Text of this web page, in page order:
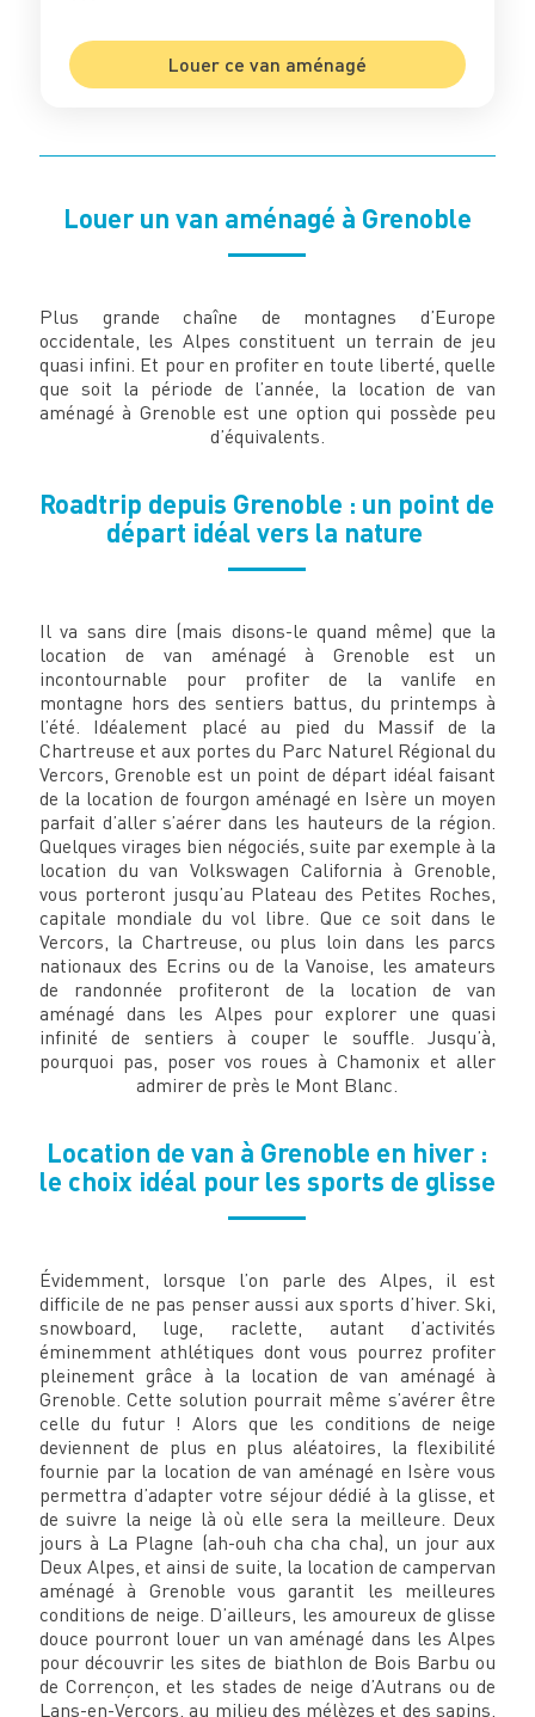
Louer ce van aménagé
Louer un van aménagé à Grenoble
Plus grande chaîne de montagnes d’Europe
occidentale, les Alpes constituent un terrain de jeu
quasi infini. Et pour en profiter en toute liberté, quelle
que soit la période de l’année, la location de van
aménagé à Grenoble est une option qui possède peu
d’équivalents.
Roadtrip depuis Grenoble : un point de
départ idéal vers la nature
Il va sans dire (mais disons-le quand même) que la
location de van aménagé à Grenoble est un
incontournable pour profiter de la vanlife en
montagne hors des sentiers battus, du printemps à
l’été. Idéalement placé au pied du Massif de la
Chartreuse et aux portes du Parc Naturel Régional du
Vercors, Grenoble est un point de départ idéal faisant
de la location de fourgon aménagé en Isère un moyen
parfait d’aller s’aérer dans les hauteurs de la région.
Quelques virages bien négociés, suite par exemple à la
location du van Volkswagen California à Grenoble,
vous porteront jusqu’au Plateau des Petites Roches,
capitale mondiale du vol libre. Que ce soit dans le
Vercors, la Chartreuse, ou plus loin dans les parcs
nationaux des Ecrins ou de la Vanoise, les amateurs
de randonnée profiteront de la location de van
aménagé dans les Alpes pour explorer une quasi
infinité de sentiers à couper le souffle. Jusqu’à,
pourquoi pas, poser vos roues à Chamonix et aller
admirer de près le Mont Blanc.
Location de van à Grenoble en hiver :
le choix idéal pour les sports de glisse
Évidemment, lorsque l’on parle des Alpes, il est
difficile de ne pas penser aussi aux sports d’hiver. Ski,
snowboard, luge, raclette, autant d’activités
éminemment athlétiques dont vous pourrez profiter
pleinement grâce à la location de van aménagé à
Grenoble. Cette solution pourrait même s’avérer être
celle du futur ! Alors que les conditions de neige
deviennent de plus en plus aléatoires, la flexibilité
fournie par la location de van aménagé en Isère vous
permettra d’adapter votre séjour dédié à la glisse, et
de suivre la neige là où elle sera la meilleure. Deux
jours à La Plagne (ah-ouh cha cha cha), un jour aux
Deux Alpes, et ainsi de suite, la location de campervan
aménagé à Grenoble vous garantit les meilleures
conditions de neige. D’ailleurs, les amoureux de glisse
douce pourront louer un van aménagé dans les Alpes
pour découvrir les sites de biathlon de Bois Barbu ou
de Corrençon, et les stades de neige d’Autrans ou de
Lans-en-Vercors, au milieu des mélèzes et des sapins,